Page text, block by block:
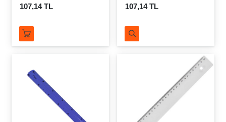
107,14 TL 107,14 TL